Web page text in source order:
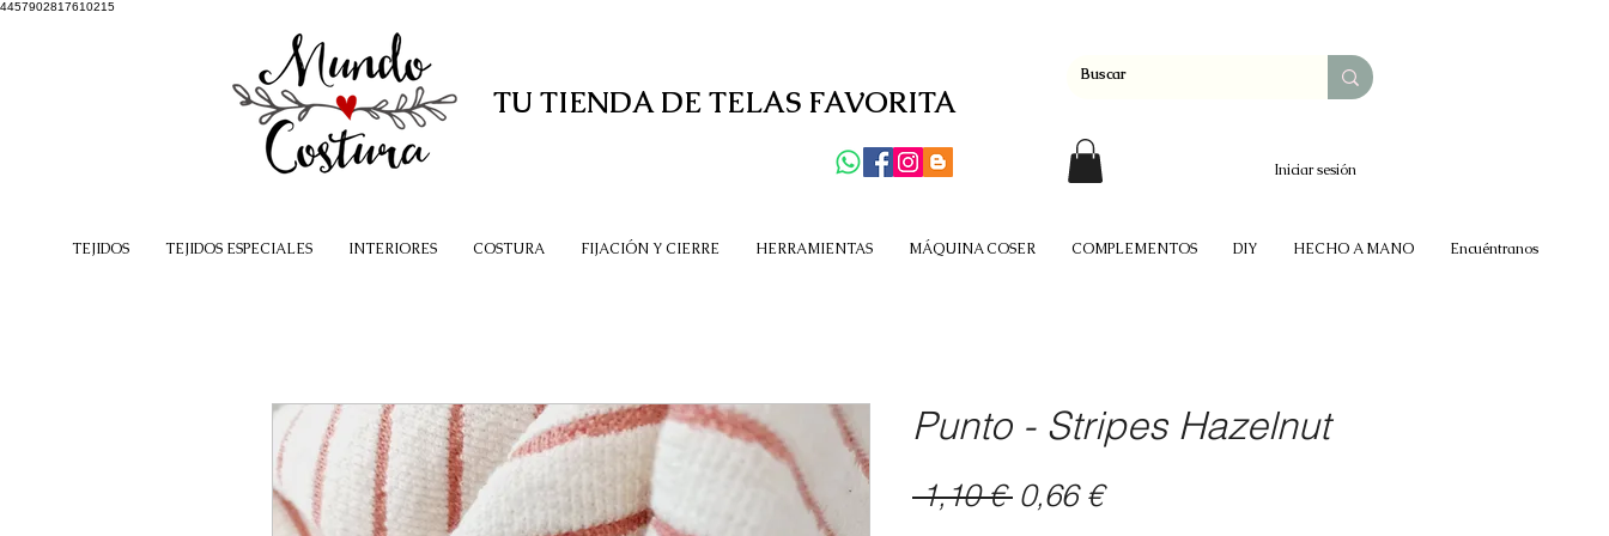
4457902817610215
TU TIENDA DE TELAS FAVORITA
Iniciar sesión
TEJIDOS TEJIDOS ESPECIALES INTERIORES COSTURA FIJACIÓN Y CIERRE HERRAMIENTAS MÁQUINA COSER COMPLEMENTOS DIY HECHO A MANO Encuéntranos
Punto - Stripes Hazelnut
1,10 € Precio
0,66 €Precio